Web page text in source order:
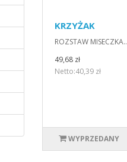
KRZYŻAK
ROZSTAW MISECZKA..
49,68 zł
Netto:40,39 zł
WYPRZEDANY